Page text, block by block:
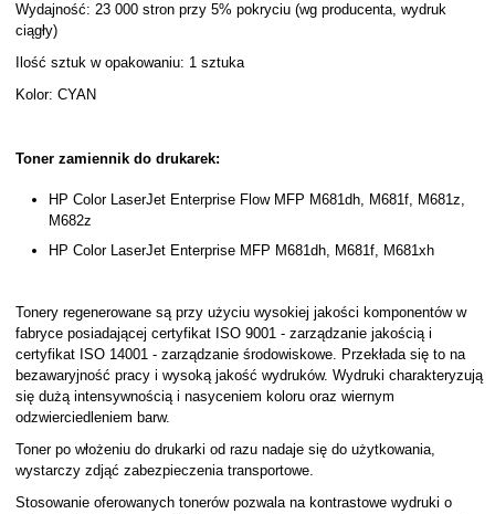
Wydajność: 23 000 stron przy 5% pokryciu (wg producenta, wydruk
ciągły)
Ilość sztuk w opakowaniu: 1 sztuka
Kolor: CYAN
Toner zamiennik do drukarek:
HP Color LaserJet Enterprise Flow MFP M681dh, M681f, M681z,
M682z
HP Color LaserJet Enterprise MFP M681dh, M681f, M681xh
Tonery regenerowane są przy użyciu wysokiej jakości komponentów w
fabryce posiadającej certyfikat ISO 9001 - zarządzanie jakością i
certyfikat ISO 14001 - zarządzanie środowiskowe. Przekłada się to na
bezawaryjność pracy i wysoką jakość wydruków. Wydruki charakteryzują
się dużą intensywnością i nasyceniem koloru oraz wiernym
odzwierciedleniem barw.
Toner po włożeniu do drukarki od razu nadaje się do użytkowania,
wystarczy zdjąć zabezpieczenia transportowe.
Stosowanie oferowanych tonerów pozwala na kontrastowe wydruki o